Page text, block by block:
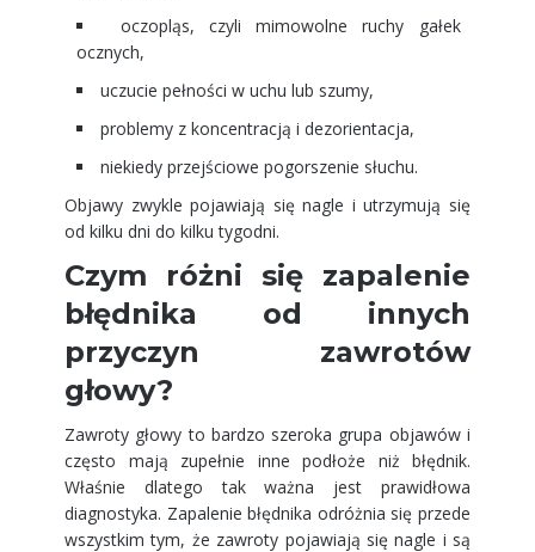
oczopląs, czyli mimowolne ruchy gałek
ocznych,
uczucie pełności w uchu lub szumy,
problemy z koncentracją i dezorientacja,
niekiedy przejściowe pogorszenie słuchu.
Objawy zwykle pojawiają się nagle i utrzymują się
od kilku dni do kilku tygodni.
Czym różni się zapalenie
błędnika od innych
przyczyn zawrotów
głowy?
Zawroty głowy to bardzo szeroka grupa objawów i
często mają zupełnie inne podłoże niż błędnik.
Właśnie dlatego tak ważna jest prawidłowa
diagnostyka. Zapalenie błędnika odróżnia się przede
wszystkim tym, że zawroty pojawiają się nagle i są